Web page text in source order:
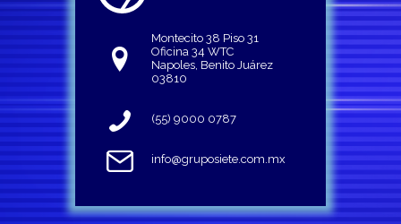
Montecito 38 Piso 31
Oficina 34 WTC
Napoles, Benito Juárez
03810
(55) 9000 0787
info@gruposiete.com.mx